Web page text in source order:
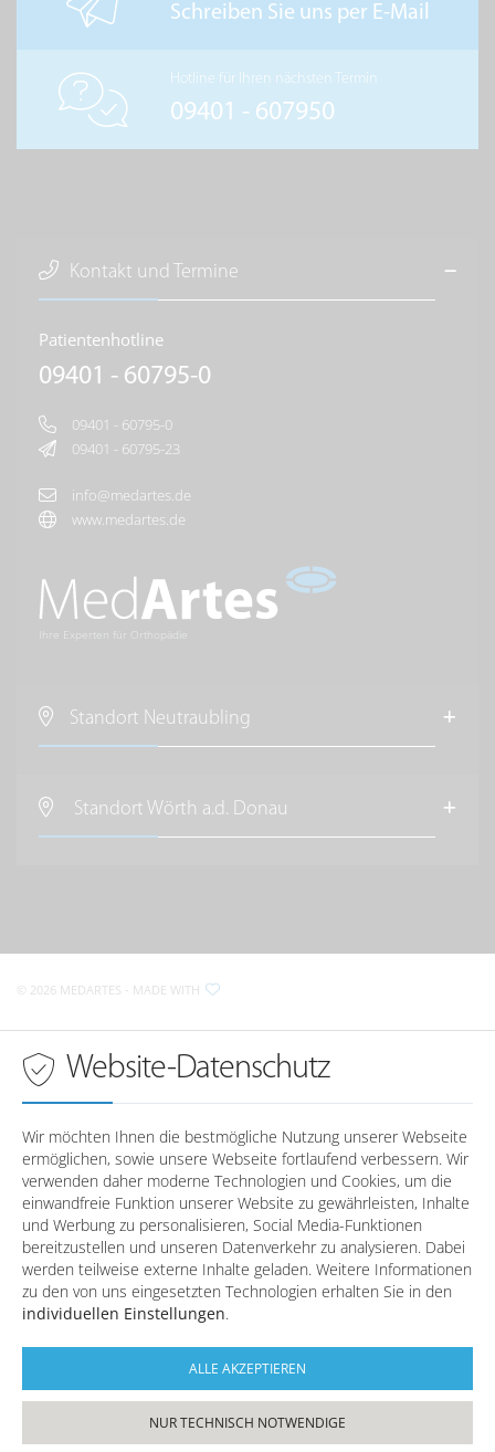
Schreiben Sie uns per E-Mail
Hotline für Ihren nächsten Termin
09401 - 607950
Kontakt und Termine
Patientenhotline
09401 - 60795-0
09401 - 60795-0
09401 - 60795-23
info@medartes.de
www.medartes.de
Ihre Experten für Orthopädie
Standort Neutraubling
im Raum Regensburg
Regensburger Straße 13
Mittwoch
08:00 - 18:00 Uhr
Freitag
08:00 - 16:00 Uhr
Telefonzeiten inRegensburg
Montag
08:00 - 12:30 / 14:00 - 17:00
Dienstag
08:00 - 12:30
Mittwoch
08:00 - 12:30 / 14:00 - 17:00
Donnerstag
08:00 - 12:30 / 14:00 - 17:00
Freitag
08:00 - 12:30
Standort Wörth a.d. Donau
D-93086Wörth a.d. Donau
Sprechzeiten inWörth a.d. Donau
Montag
-
Dienstag
-
Mittwoch
-
Donnerstag
-
Freitag
-
Telefonzeiten inWörth a.d. Donau
Montag
08:00 - 12:30 / 14:00 - 17:00
08:00 - 12:30 / 14:00 - 17:00
Donnerstag
08:00 - 12:30 / 14:00 - 17:00
© 2026 MEDARTES - MADE WITH
Website-Datenschutz
Wir möchten Ihnen die bestmögliche Nutzung unserer Webseite
ermöglichen, sowie unsere Webseite fortlaufend verbessern. Wir
verwenden daher moderne Technologien und Cookies, um die
einwandfreie Funktion unserer Website zu gewährleisten, Inhalte
und Werbung zu personalisieren, Social Media-Funktionen
bereitzustellen und unseren Datenverkehr zu analysieren. Dabei
werden teilweise externe Inhalte geladen. Weitere Informationen
zu den von uns eingesetzten Technologien erhalten Sie in den
individuellen Einstellungen.
ALLE AKZEPTIEREN
NUR TECHNISCH NOTWENDIGE